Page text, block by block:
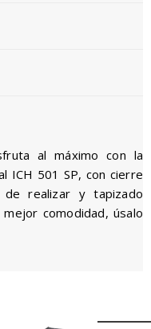
al máximo con la
ICH 501 SP, con cierre
realizar y tapizado
comodidad, úsalo